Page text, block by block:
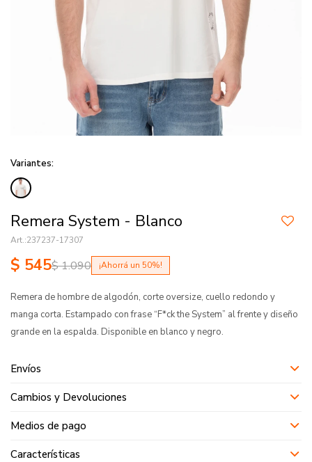
Remera System - Blanco
237237-17307
$ 545$1.090 50
Remera de hombre de algodón, corte oversize, cuello redondo y
manga corta. Estampado con frase “F*ck the System” al frente y diseño
grande en la espalda. Disponible en blanco y negro.
Variantes:
Envíos
Cambios y Devoluciones
Medios de pago
Características